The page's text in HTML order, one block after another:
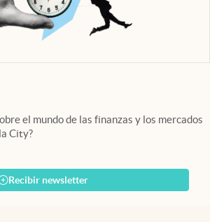
nueva pestaña
el mundo de las finanzas y los mercados
City?
Recibir newsletter